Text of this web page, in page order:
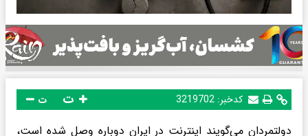
کدخبر: 3219702 ت
دولتمردان می‌گویند اینترنت در ایران دوباره وصل شده است،